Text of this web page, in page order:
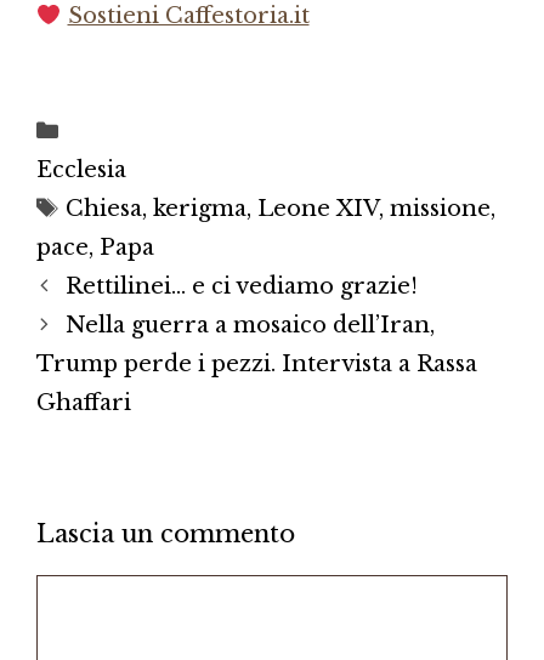
Sostieni Caffestoria.it
Ecclesia
Tag
Chiesa, kerigma, Leone XIV, missione,
pace, Papa
Rettilinei… e ci vediamo grazie!
Nella guerra a mosaico dell’Iran,
Trump perde i pezzi. Intervista a Rassa
Ghaffari
Lascia un commento